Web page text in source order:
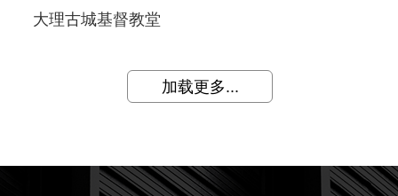
大理古城基督教堂
加载更多...